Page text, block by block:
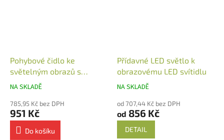
Pohybové čidlo ke
světelným obrazů s
dosahem 6 m
NA SKLADĚ
785,95 Kč bez DPH
951 Kč
Do košíku
Přídavné LED světlo k
obrazovému LED svítidlu
NA SKLADĚ
od 707,44 Kč bez DPH
od 856 Kč
DETAIL